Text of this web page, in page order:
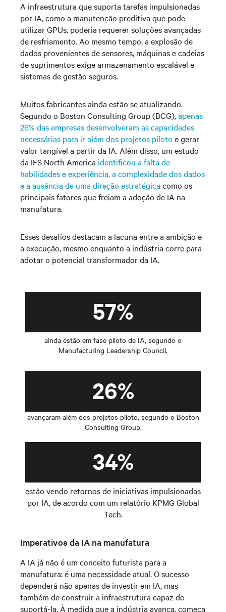
A infraestrutura que suporta tarefas impulsionadas
por IA, como a manutenção preditiva que pode
utilizar GPUs, poderia requerer soluções avançadas
de resfriamento. Ao mesmo tempo, a explosão de
dados provenientes de sensores, máquinas e cadeias
de suprimentos exige armazenamento escalável e
sistemas de gestão seguros.
Muitos fabricantes ainda estão se atualizando.
Segundo o Boston Consulting Group (BCG),apenas
26% das empresas desenvolveram as capacidades
necessárias para ir além dos projetos piloto e gerar
valor tangível a partir da IA. Além disso, um estudo
da IFS North America identificou a falta de
habilidades e experiência, a complexidade dos dados
e a ausência de uma direção estratégica como os
principais fatores que freiam a adoção de IA na
manufatura.
Esses desafíos destacam a lacuna entre a ambição e
a execução, mesmo enquanto a indústria corre para
adotar o potencial transformador da IA.
57%
ainda estão em fase piloto de IA, segundo o
Manufacturing Leadership Council.
26%
avançaram além dos projetos piloto, segundo o Boston
Consulting Group.
34%
estão vendo retornos de iniciativas impulsionadas
por IA, de acordo com um relatório KPMG Global
Tech.
Imperativos da IA na manufatura
A IA já não é um conceito futurista para a
manufatura: é uma necessidade atual. O sucesso
dependerá não apenas de investir em IA, mas
também de construir a infraestrutura capaz de
suportá-la. À medida que a indústria avança, começa